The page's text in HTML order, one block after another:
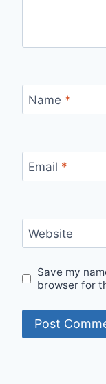
Name *
Email *
Website
Save my
browser for